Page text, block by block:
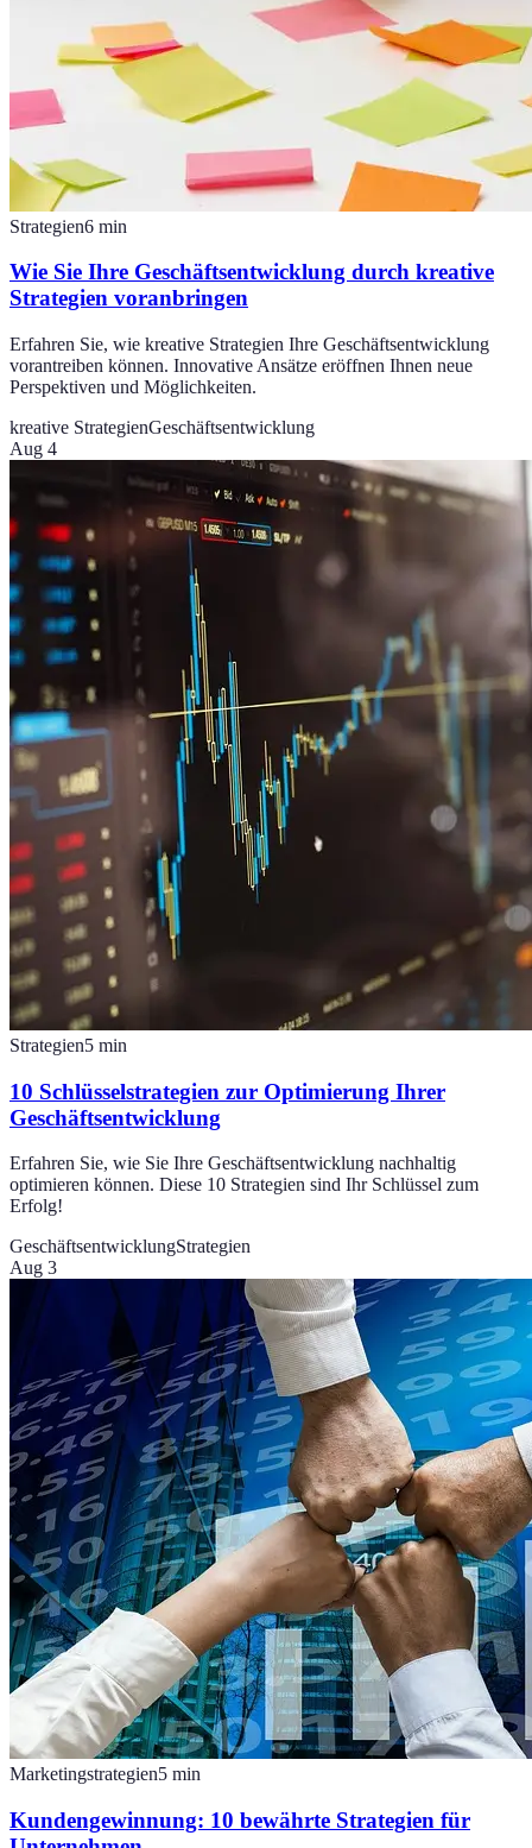
Strategien6 min
Wie Sie Ihre Geschäftsentwicklung durch kreative
Strategien voranbringen
Erfahren Sie, wie kreative Strategien Ihre Geschäftsentwicklung
vorantreiben können. Innovative Ansätze eröffnen Ihnen neue
Perspektiven und Möglichkeiten.
kreative StrategienGeschäftsentwicklung
Aug 4
Strategien5 min
10 Schlüsselstrategien zur Optimierung Ihrer
Geschäftsentwicklung
Erfahren Sie, wie Sie Ihre Geschäftsentwicklung nachhaltig
optimieren können. Diese 10 Strategien sind Ihr Schlüssel zum
Erfolg!
GeschäftsentwicklungStrategien
Aug 3
Marketingstrategien5 min
Kundengewinnung: 10 bewährte Strategien für